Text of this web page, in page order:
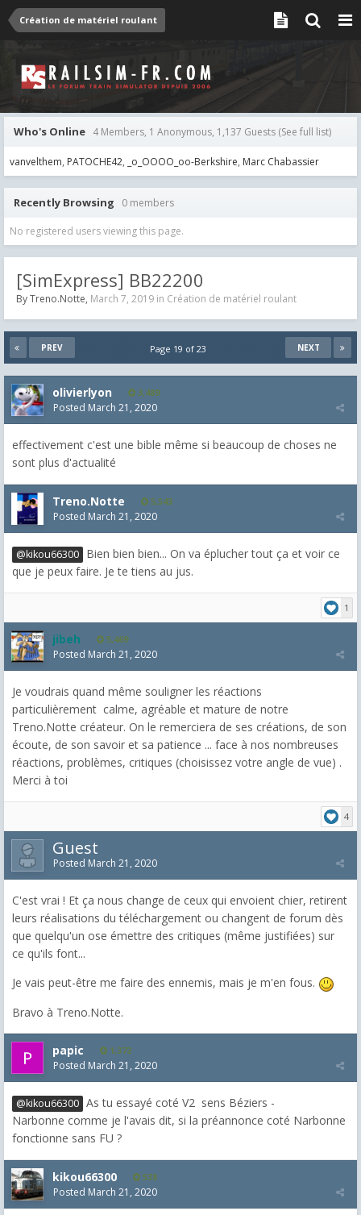
Création de matériel roulant
Who's Online 4 Members, 1 Anonymous, 1,137 Guests (See full list)
vanvelthem PATOCHE42 _o_OOOO_oo-Berkshire Marc Chabassier
Recently Browsing 0 members
No registered users viewing this page.
[SimExpress] BB22200
ByTreno.Notte, March 7, 2019 in Création de matériel roulant
PREV NEXT
Page 19 of 23
olivierlyon 3,489
Posted March 21, 2020
effectivement c'est une bible même si beaucoup de choses ne
sont plus d'actualité
Treno.Notte 5,543
Posted March 21, 2020
@kikou66300 Bien bien bien... On va éplucher tout ça et voir ce
que je peux faire. Je te tiens au jus.
1
jibeh 5,469
Posted March 21, 2020
Je voudrais quand même souligner les réactions
particulièrement calme, agréable et mature de notre
Treno.Notte créateur. On le remerciera de ses créations, de son
écoute, de son savoir et sa patience ... face à nos nombreuses
réactions, problèmes, critiques (choisissez votre angle de vue) .
Merci à toi
4
Guest
Posted March 21, 2020
C'est vrai ! Et ça nous change de ceux qui envoient chier, retirent
leurs réalisations du téléchargement ou changent de forum dès
que quelqu'un ose émettre des critiques (même justifiées) sur
ce qu'ils font...
Je vais peut-être me faire des ennemis, mais je m'en fous.
Bravo à Treno.Notte.
papic 1,372
Posted March 21, 2020
@kikou66300 As tu essayé coté V2 sens Béziers -
Narbonne comme je l'avais dit, si la préannonce coté Narbonne
fonctionne sans FU ?
kikou66300 538
Posted March 21, 2020